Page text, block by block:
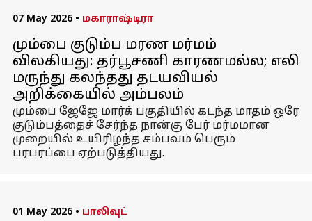
07 May 2026 • மகாராஷ்டிரா
மும்பை குடும்ப மரண மர்மம்
விலகியது: தர்பூசணி காரணமல்ல; எலி
மருந்து கலந்தது தடயவியல்
அறிக்கையில் அம்பலம்
மும்பை ஜேஜே மார்க் பகுதியில் கடந்த மாதம் ஒரே
குடும்பத்தைச் சேர்ந்த நான்கு பேர் மர்மமான
முறையில் உயிரிழந்த சம்பவம் பெரும்
பரபரப்பை ஏற்படுத்தியது.
01 May 2026 • பாலிவுட்